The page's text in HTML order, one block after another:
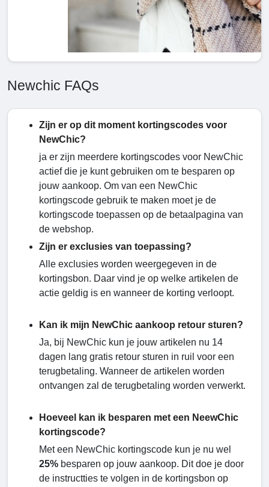
Newchic FAQs
Zijn er op dit moment kortingscodes voor
NewChic?
ja er zijn meerdere kortingscodes voor NewChic
actief die je kunt gebruiken om te besparen op
jouw aankoop. Om van een NewChic
kortingscode gebruik te maken moet je de
kortingscode toepassen op de betaalpagina van
de webshop.
Zijn er exclusies van toepassing?
Alle exclusies worden weergegeven in de
kortingsbon. Daar vind je op welke artikelen de
actie geldig is en wanneer de korting verloopt.
Kan ik mijn NewChic aankoop retour sturen?
Ja, bij NewChic kun je jouw artikelen nu 14
dagen lang gratis retour sturen in ruil voor een
terugbetaling. Wanneer de artikelen worden
ontvangen zal de terugbetaling worden verwerkt.
Hoeveel kan ik besparen met een NeewChic
kortingscode?
Met een NewChic kortingscode kun je nu wel
25% besparen op jouw aankoop. Dit doe je door
de instructties te volgen in de kortingsbon op